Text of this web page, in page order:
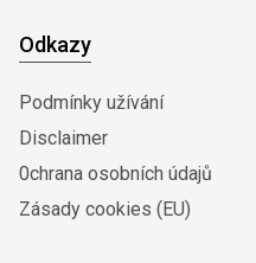
Odkazy
Podmínky užívání
Disclaimer
0chrana osobních údajů
Zásady cookies (EU)